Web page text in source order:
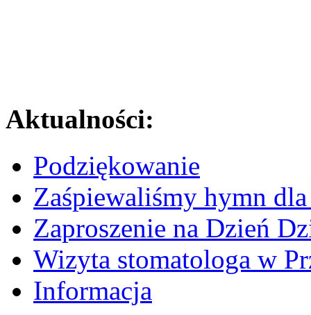
Aktualności:
Podziękowanie
Zaśpiewaliśmy hymn dla
Zaproszenie na Dzień
Wizyta stomatologa w
Informacja